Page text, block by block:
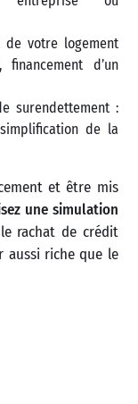
de votre logement
d’un
surendettement :
de la
et être mis
une simulation
rachat de crédit
aussi riche que le